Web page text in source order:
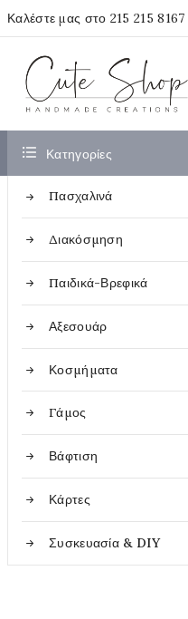
Καλέστε μας στο 215 215 8167
 Κατηγορίες
Πασχαλινά
Διακόσμηση
Παιδικά-Βρεφικά
Αξεσουάρ
Κοσμήματα
Γάμος
Βάφτιση
Κάρτες
Συσκευασία & DIY